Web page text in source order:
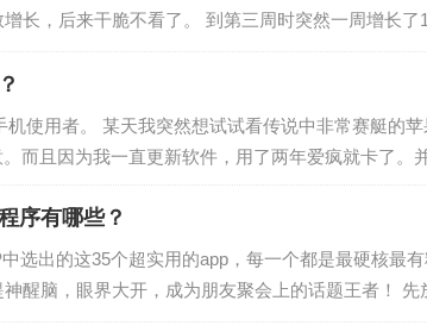
长，后来干脆不看了。 到第三周时突然一周增长了
动，给他人点赞评论，让自己…
使用者。 某天我突然想试试看传说中非常赛艇的苹
而且因为我一直更新软件，用了两年爱疯就卡了。
序有哪些？
选出的这35个超实用的app，每一个都是最硬核最
醒脑，眼界大开，成为朋友聚会上的话题王者！ 先
习类、读书类、影视类…